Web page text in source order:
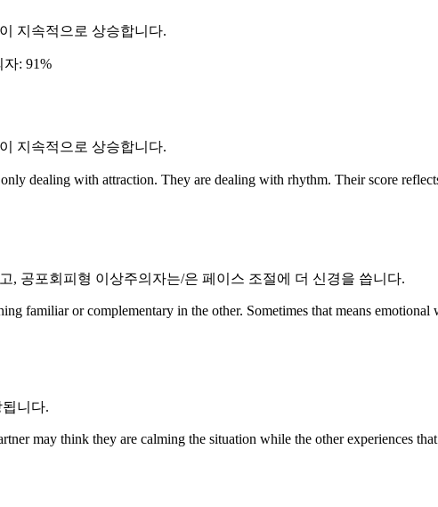
지속적으로 상승합니다.
: 91%
지속적으로 상승합니다.
dealing with attraction. They are dealing with rhythm. Their score
, 공포회피형 이상주의자는/은 페이스 조절에 더 신경을 씁니다.
familiar or complementary in the other. Sometimes that means
니다.
may think they are calming the situation while the other experiences